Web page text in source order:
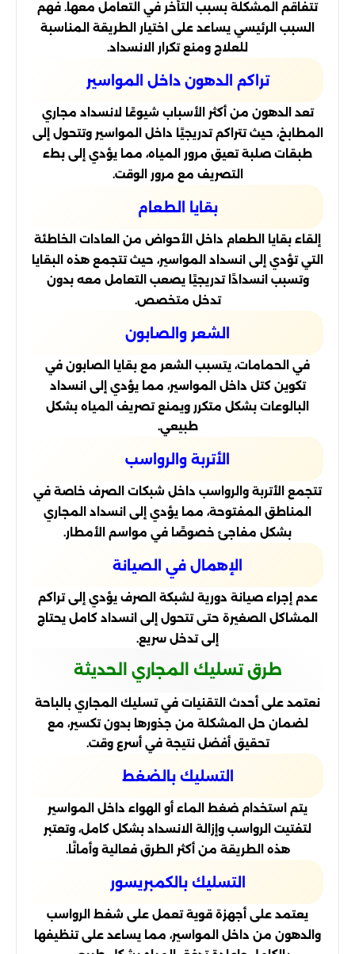
تتفاقم المشكلة بسبب التأخر في التعامل معها. فهم
السبب الرئيسي يساعد على اختيار الطريقة المناسبة
للعلاج ومنع تكرار الانسداد.
تراكم الدهون داخل المواسير
تعد الدهون من أكثر الأسباب شيوعًا لانسداد مجاري
المطابخ، حيث تتراكم تدريجيًا داخل المواسير وتتحول إلى
طبقات صلبة تعيق مرور المياه، مما يؤدي إلى بطء
التصريف مع مرور الوقت.
بقايا الطعام
إلقاء بقايا الطعام داخل الأحواض من العادات الخاطئة
التي تؤدي إلى انسداد المواسير، حيث تتجمع هذه البقايا
وتسبب انسدادًا تدريجيًا يصعب التعامل معه بدون
تدخل متخصص.
الشعر والصابون
في الحمامات، يتسبب الشعر مع بقايا الصابون في
تكوين كتل داخل المواسير، مما يؤدي إلى انسداد
البالوعات بشكل متكرر ويمنع تصريف المياه بشكل
طبيعي.
الأتربة والرواسب
تتجمع الأتربة والرواسب داخل شبكات الصرف خاصة في
المناطق المفتوحة، مما يؤدي إلى انسداد المجاري
بشكل مفاجئ خصوصًا في مواسم الأمطار.
الإهمال في الصيانة
عدم إجراء صيانة دورية لشبكة الصرف يؤدي إلى تراكم
المشاكل الصغيرة حتى تتحول إلى انسداد كامل يحتاج
إلى تدخل سريع.
طرق تسليك المجاري الحديثة
نعتمد على أحدث التقنيات في تسليك المجاري بالباحة
لضمان حل المشكلة من جذورها بدون تكسير، مع
تحقيق أفضل نتيجة في أسرع وقت.
التسليك بالضغط
يتم استخدام ضغط الماء أو الهواء داخل المواسير
لتفتيت الرواسب وإزالة الانسداد بشكل كامل، وتعتبر
هذه الطريقة من أكثر الطرق فعالية وأمانًا.
التسليك بالكمبريسور
يعتمد على أجهزة قوية تعمل على شفط الرواسب
والدهون من داخل المواسير، مما يساعد على تنظيفها